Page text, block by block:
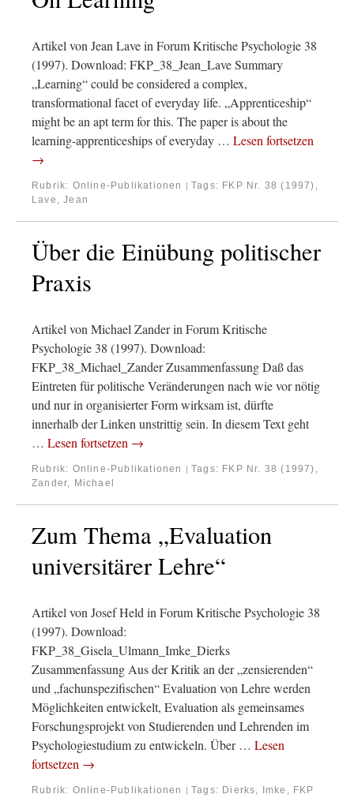
Artikel von Jean Lave in Forum Kritische Psychologie 38
(1997). Download: FKP_38_Jean_Lave Summary
„Learning“ could be considered a complex,
transformational facet of everyday life. „Apprenticeship“
might be an apt term for this. The paper is about the
learning-apprenticeships of everyday … Lesen fortsetzen
→
Rubrik: Online-Publikationen | Tags: FKP Nr. 38 (1997) ,
Lave, Jean
Über die Einübung politischer
Praxis
Artikel von Michael Zander in Forum Kritische
Psychologie 38 (1997). Download:
FKP_38_Michael_Zander Zusammenfassung Daß das
Eintreten für politische Veränderungen nach wie vor nötig
und nur in organisierter Form wirksam ist, dürfte
innerhalb der Linken unstrittig sein. In diesem Text geht
… Lesen fortsetzen →
Rubrik: Online-Publikationen | Tags: FKP Nr. 38 (1997) ,
Zander, Michael
Zum Thema „Evaluation
universitärer Lehre“
Artikel von Josef Held in Forum Kritische Psychologie 38
(1997). Download:
FKP_38_Gisela_Ulmann_Imke_Dierks
Zusammenfassung Aus der Kritik an der „zensierenden“
und „fachunspezifischen“ Evaluation von Lehre werden
Möglichkeiten entwickelt, Evaluation als gemeinsames
Forschungsprojekt von Studierenden und Lehrenden im
Psychologiestudium zu entwickeln. Über … Lesen
fortsetzen →
Rubrik: Online-Publikationen | Tags: Dierks, Imke , FKP